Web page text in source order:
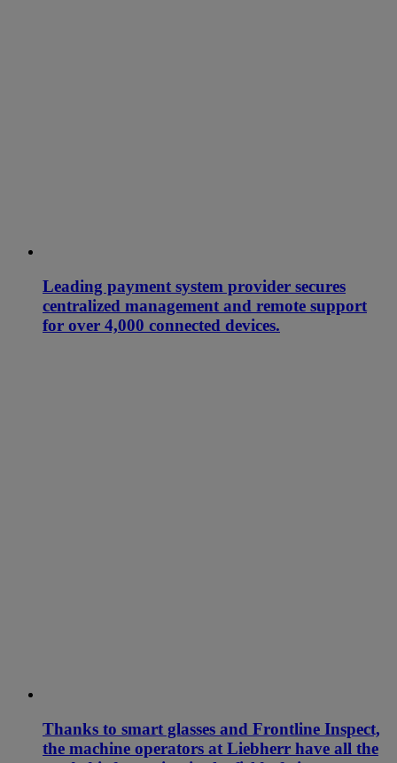
Leading payment system provider secures
centralized management and remote support
for over 4,000 connected devices.
Thanks to smart glasses and Frontline Inspect,
the machine operators at Liebherr have all the